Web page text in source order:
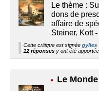
Le thème :
dons de
affaire de
Steiner, Kott-
Cette critique est signée gylles
12 réponses y ont été
Le